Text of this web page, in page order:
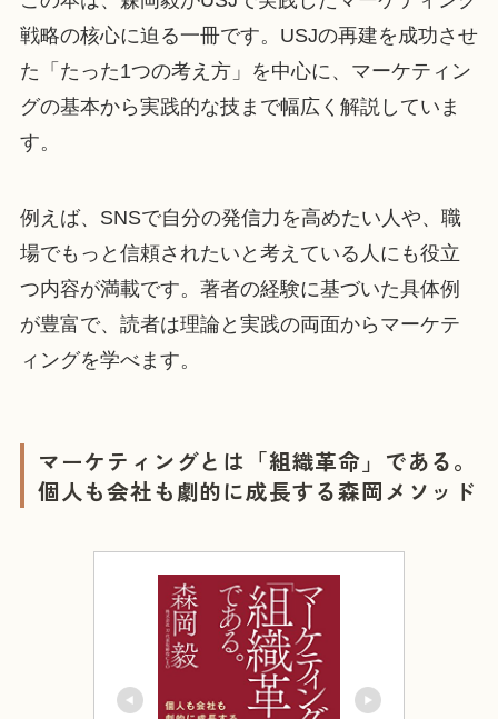
戦略の核心に迫る一冊です。USJの再建を成功させ
た「たった1つの考え方」を中心に、マーケティン
グの基本から実践的な技まで幅広く解説していま
す。
例えば、SNSで自分の発信力を高めたい人や、職
場でもっと信頼されたいと考えている人にも役立
つ内容が満載です。著者の経験に基づいた具体例
が豊富で、読者は理論と実践の両面からマーケテ
ィングを学べます。
マーケティングとは「組織革命」である。
個人も会社も劇的に成長する森岡メソッド